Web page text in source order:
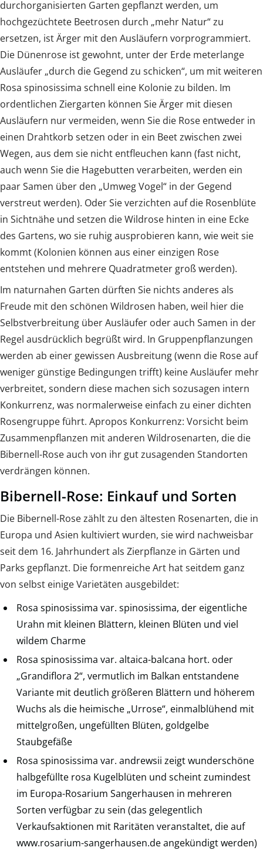
durchorganisierten Garten gepflanzt werden, um
hochgezüchtete Beetrosen durch „mehr Natur“ zu
ersetzen, ist Ärger mit den Ausläufern vorprogrammiert.
Die Dünenrose ist gewohnt, unter der Erde meterlange
Ausläufer „durch die Gegend zu schicken“, um mit weiteren
Rosa spinosissima schnell eine Kolonie zu bilden. Im
ordentlichen Ziergarten können Sie Ärger mit diesen
Ausläufern nur vermeiden, wenn Sie die Rose entweder in
einen Drahtkorb setzen oder in ein Beet zwischen zwei
Wegen, aus dem sie nicht entfleuchen kann (fast nicht,
auch wenn Sie die Hagebutten verarbeiten, werden ein
paar Samen über den „Umweg Vogel“ in der Gegend
verstreut werden). Oder Sie verzichten auf die Rosenblüte
in Sichtnähe und setzen die Wildrose hinten in eine Ecke
des Gartens, wo sie ruhig ausprobieren kann, wie weit sie
kommt (Kolonien können aus einer einzigen Rose
entstehen und mehrere Quadratmeter groß werden).
Im naturnahen Garten dürften Sie nichts anderes als
Freude mit den schönen Wildrosen haben, weil hier die
Selbstverbreitung über Ausläufer oder auch Samen in der
Regel ausdrücklich begrüßt wird. In Gruppenpflanzungen
werden ab einer gewissen Ausbreitung (wenn die Rose auf
weniger günstige Bedingungen trifft) keine Ausläufer mehr
verbreitet, sondern diese machen sich sozusagen intern
Konkurrenz, was normalerweise einfach zu einer dichten
Rosengruppe führt. Apropos Konkurrenz: Vorsicht beim
Zusammenpflanzen mit anderen Wildrosenarten, die die
Bibernell-Rose auch von ihr gut zusagenden Standorten
verdrängen können.
Bibernell-Rose: Einkauf und Sorten
Die Bibernell-Rose zählt zu den ältesten Rosenarten, die in
Europa und Asien kultiviert wurden, sie wird nachweisbar
seit dem 16. Jahrhundert als Zierpflanze in Gärten und
Parks gepflanzt. Die formenreiche Art hat seitdem ganz
von selbst einige Varietäten ausgebildet:
Rosa spinosissima var. spinosissima, der eigentliche
Urahn mit kleinen Blättern, kleinen Blüten und viel
wildem Charme
Rosa spinosissima var. altaica-balcana hort. oder
„Grandiflora 2“, vermutlich im Balkan entstandene
Variante mit deutlich größeren Blättern und höherem
Wuchs als die heimische „Urrose“, einmalblühend mit
mittelgroßen, ungefüllten Blüten, goldgelbe
Staubgefäße
Rosa spinosissima var. andrewsii zeigt wunderschöne
halbgefüllte rosa Kugelblüten und scheint zumindest
im Europa-Rosarium Sangerhausen in mehreren
Sorten verfügbar zu sein (das gelegentlich
Verkaufsaktionen mit Raritäten veranstaltet, die auf
www.rosarium-sangerhausen.de angekündigt werden)